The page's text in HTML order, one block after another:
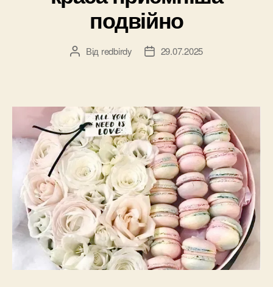
подвійно
Автор
Від redbirdy
Дата29.07.2025